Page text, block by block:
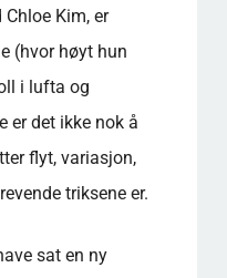
Kim, er
(hvor høyt hun
i lufta og
er det ikke nok å
flyt, variasjon,
triksene er.
sat en ny